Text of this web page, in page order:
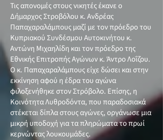
Τις απονομές στους νικητές έκανε ο
Δήμαρχος Στροβόλου κ. Ανδρέας
Παπαχαραλάμπους μαζί με τον πρόεδρο του
Κυπριακού Συνδέσμου Αυτοκινήτου κ.
Αντώνη Μιχαηλίδη και τον πρόεδρο της
Εθνικής Επιτροπής Αγώνων κ. Άντρο Λοΐζου.
Ο κ. Παπαχαραλάμπους είχε δώσει και στην
εκκίνηση αφού η έδρα του αγώνα
φιλοξενήθηκε στον Στρόβολο. Επίσης, η
Κοινότητα Λυθροδόντα, που παραδοσιακά
στέκεται δίπλα στους αγώνες, οργάνωσε μια
μικρή υποδοχή για τα πληρώματα το πρωί
κερνώντας λουκουμάδες.